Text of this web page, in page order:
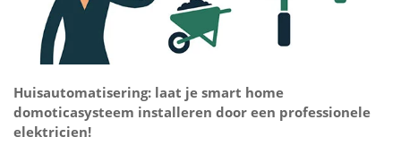
Huisautomatisering: laat je smart home
domoticasysteem installeren door een professionele
elektricien!